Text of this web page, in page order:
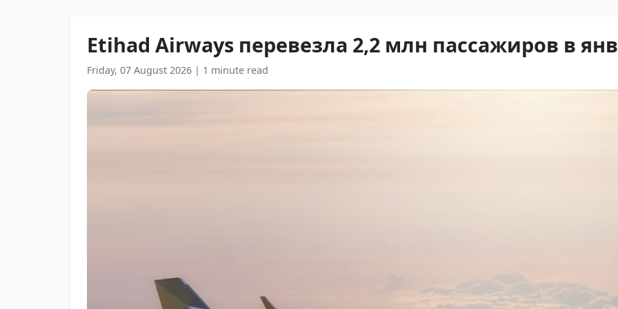
Etihad Airways перевезла 2,2 млн пассажиров в
Friday, 07 August 2026 | 1 minute read